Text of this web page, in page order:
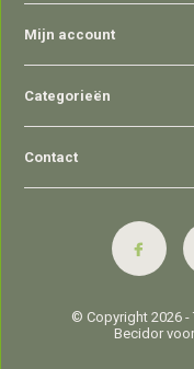
Mijn account
Categorieën
Contact
© Copyright 2026 -
Becidor